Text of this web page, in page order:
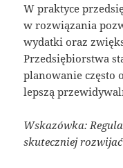
W praktyce
w rozwiązania
wydatki oraz
Przedsiębiorstwa
planowanie często
lepszą
Wskazówka:
skuteczniej